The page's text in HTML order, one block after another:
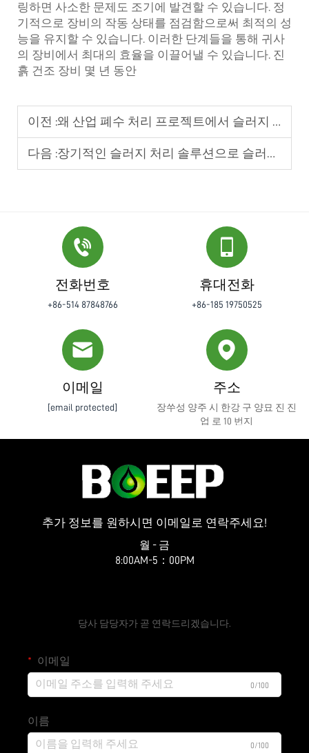
링하면 사소한 문제도 조기에 발견할 수 있습니다. 정
기적으로 장비의 작동 상태를 점검함으로써 최적의 성
능을 유지할 수 있습니다. 이러한 단계들을 통해 귀사
의 장비에서 최대의 효율을 이끌어낼 수 있습니다. 진
흙 건조 장비
몇 년 동안
이전 :왜 산업 폐수 처리 프로젝트에서 슬러지 건조 장비가 필수적인가
다음 :장기적인 슬러지 처리 솔루션으로 슬러지 건조 장비가 선호되는 이유
전화번호
+86-514 87848766
휴대전화
+86-185 19750525
이메일
[email protected]
주소
장쑤성 양주 시 한강 구 양묘 진 진
업 로 10 번지
추가 정보를 원하시면 이메일로 연락주세요!
월 - 금
8:00AM-5：00PM
당사 담당자가 곧 연락드리겠습니다.
이메일
0/100
이름
0/100